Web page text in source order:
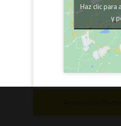
Haz clic
y
Powered by